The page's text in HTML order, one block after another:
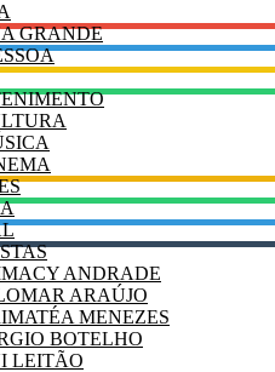
GRANDE
ANDRADE
ARAÚJO
MENEZES
BOTELHO
LEITÃO